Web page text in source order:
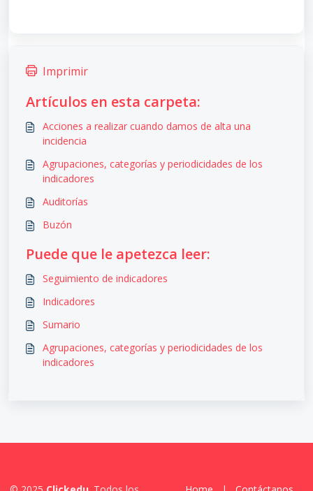
Imprimir
Artículos en esta carpeta:
Acciones a realizar cuando damos de alta una
incidencia
Agrupaciones, categorías y periodicidades de los
indicadores
Auditorías
Buzón
Puede que le apetezca leer:
Seguimiento de indicadores
Indicadores
Sumario
Agrupaciones, categorías y periodicidades de los
indicadores